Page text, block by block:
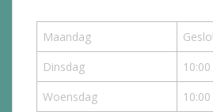
Maandag
Dinsdag
Woensdag